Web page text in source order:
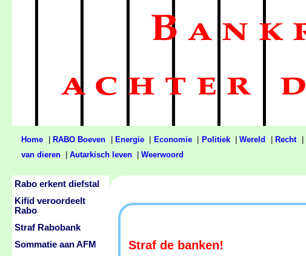
Home RABO Boeven Energie| Economie| Politiek|Wereld Recht|
van dieren
Autarkisch leven Weerwoord
Straf de banken!
Rabo erkent diefstal
Kifid veroordeelt
Rabo
Straf Rabobank
Sommatie aan AFM